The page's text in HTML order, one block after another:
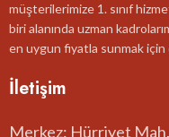
müşterilerimize 1. sınıf
biri alanında uzman
en uygun fiyatla sunmak için
İletişim
Merkez: Hürriyet